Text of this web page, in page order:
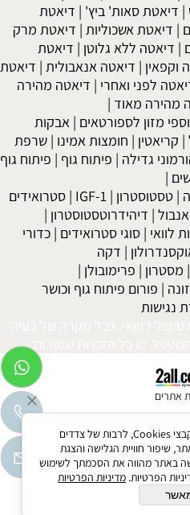
| דיאטת סאות' ביץ' | דיאטת
| דיאטת אשכוליות | דיאטת מרק
| דיאטה ללא גלוטן | דיאטת
וקפאין | דיאטה אנאבולית | דיאטת
לפני ואחרי | דיאטה מהירה
מהירה מאוד |
מזון לספורטאים | אבקות
| קריאטין | חומצות אמינו |שרפת
גדילה | פיתוח גוף | פיתוח גוף
|
|טסטוסטרון |
IGF-1
|סטרואידים
| דיהידרוטסטוסטרון |
לוואי | סוגי סטרואידים | כדורי
| דקה
| מסטרון | פרימובולן |
| פורום פיתוח גוף וכושר
נגישות
רפואי. בכל מקרה של בעיה
© כל הזכויות שמורות.
אתרים
לידיעתך, באתרנו נעשה שימוש בקבצי Cookies, לרבות של צדדים
שיפור חוויית הגלישה והצגת
באתר מהווה את הסכמתך לשימוש
הפרטיות. מדיניות הפרטיות